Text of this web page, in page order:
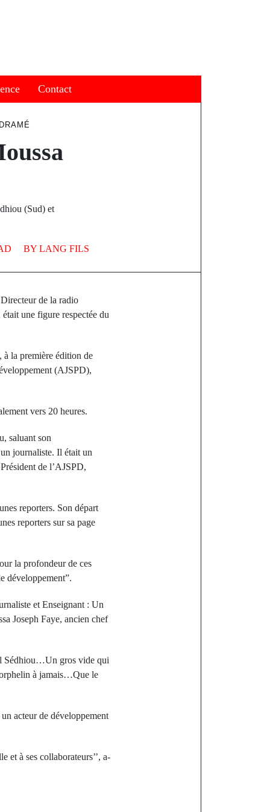
Contact
(Sud) et
BY LANG FILS
de la radio
une figure respectée du
à la première édition de
(AJSPD),
vers 20 heures.
saluant son
journaliste. Il était un
de l’AJSPD,
reporters. Son départ
reporters sur sa page
la profondeur de ces
développement”.
et Enseignant : Un
Joseph Faye, ancien chef
Sédhiou…Un gros vide qui
à jamais…Que le
acteur de développement
et à ses collaborateurs’’, a-